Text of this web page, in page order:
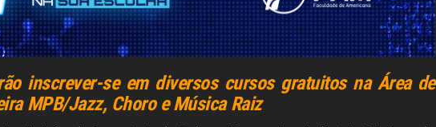
inscrever-se em diversos cursos gratuitos na Área de
MPB/Jazz, Choro e Música Raiz